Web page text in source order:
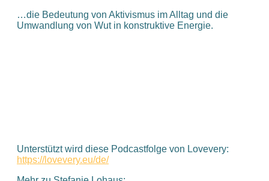
…die Bedeutung von Aktivismus im Alltag und die
Umwandlung von Wut in konstruktive Energie.
Unterstützt wird diese Podcastfolge von Lovevery:
https://lovevery.eu/de/